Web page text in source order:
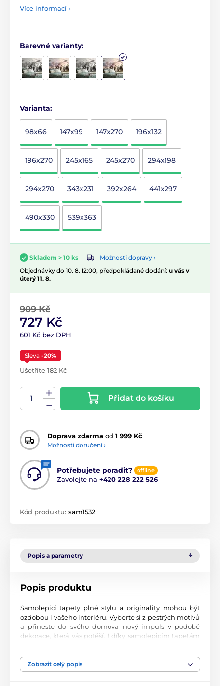
Více informací ›
Barevné varianty:
Varianta:
98x66 147x99 147x270 196x132
196x270 245x165 245x270 294x198
294x270 343x231 392x264 441x297
490x330 539x363
Skladem > 10 ks
Možnosti dopravy ›
Objednávky do 10. 8. 12:00, předpokládané dodání: u vás v
úterý 11. 8.
909 Kč
727 Kč
601 Kč bez DPH
Sleva -20%
Ušetříte 182 Kč
Přidat do košíku
Doprava zdarma od 1 999 Kč
Možnosti doručení ›
Potřebujete poradit? offline
Zavolejte na +420 228 222 526
Kód produktu: sam1532
Popis a parametry
Popis produktu
Samolepicí tapety plné stylu a originality mohou být
ozdobou i vašeho interiéru. Vyberte si z pestrých motivů
a přineste do svého domova nový impuls v podobě
dekorace, která vás potěší. I díky samolepicím tapetám
Perfektní tiskové zpracování
Zobrazit celý popis